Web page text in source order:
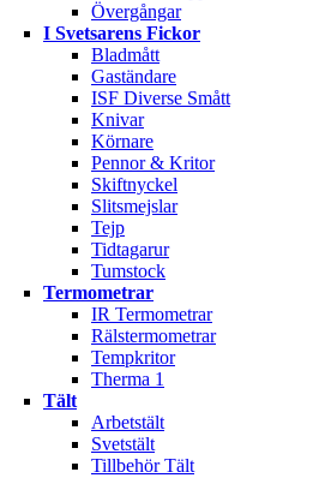
Övergångar
I Svetsarens Fickor
Bladmått
Gaständare
ISF Diverse Smått
Knivar
Körnare
Pennor & Kritor
Skiftnyckel
Slitsmejslar
Tejp
Tidtagarur
Tumstock
Termometrar
IR Termometrar
Rälstermometrar
Tempkritor
Therma 1
Tält
Arbetstält
Svetstält
Tillbehör Tält